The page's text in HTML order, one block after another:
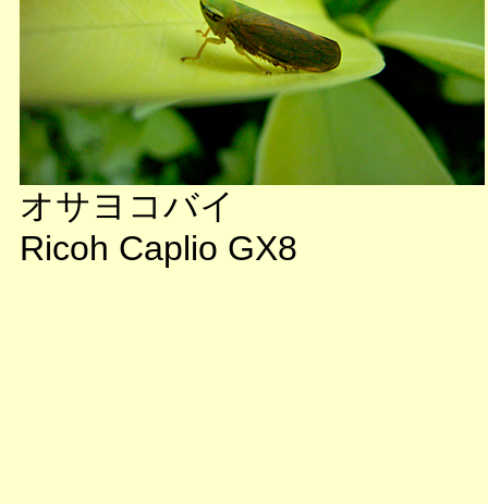
オサヨコバイ
Ricoh Caplio GX8